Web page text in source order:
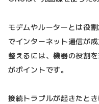
モデムやルーターとは役
でインターネット通信が
整えるには、機器の役割
がポイントです。
接続トラブルが起きたと